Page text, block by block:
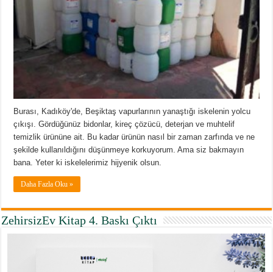
Burası, Kadıköy'de, Beşiktaş vapurlarının yanaştığı iskelenin yolcu
çıkışı. Gördüğünüz bidonlar, kireç çözücü, deterjan ve muhtelif
temizlik ürününe ait. Bu kadar ürünün nasıl bir zaman zarfında ve ne
şekilde kullanıldığını düşünmeye korkuyorum. Ama siz bakmayın
bana. Yeter ki iskelelerimiz hijyenik olsun.
Daha Fazla Oku »
ZehirsizEv Kitap 4. Baskı Çıktı